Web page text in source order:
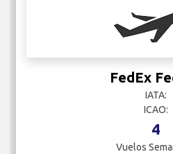
FedEx
IATA:
ICAO:
4
Vuelos